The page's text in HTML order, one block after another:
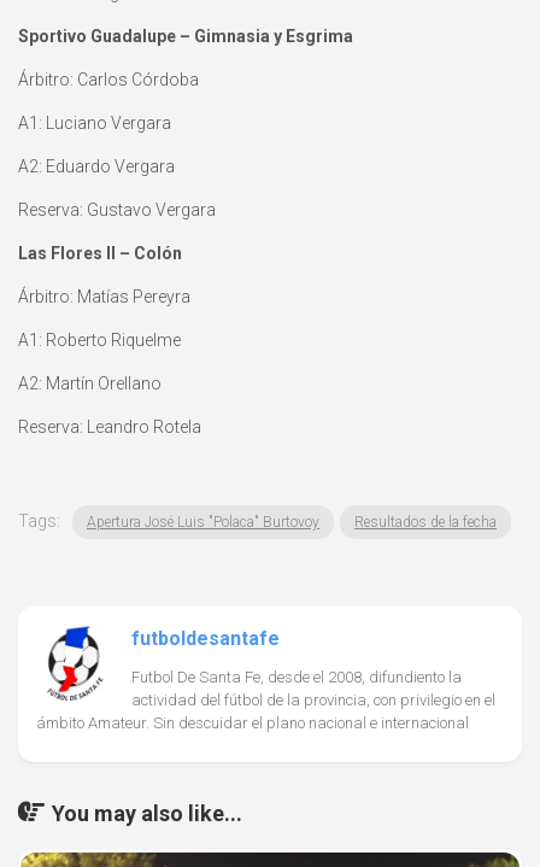
Sportivo Guadalupe – Gimnasia y Esgrima
Árbitro: Carlos Córdoba
A1: Luciano Vergara
A2: Eduardo Vergara
Reserva: Gustavo Vergara
Las Flores II – Colón
Árbitro: Matías Pereyra
A1: Roberto Riquelme
A2: Martín Orellano
Reserva: Leandro Rotela
Tags: Apertura José Luis "Polaca" Burtovoy Resultados de la fecha
futboldesantafe
Futbol De Santa Fe, desde el 2008, difundiento la
actividad del fútbol de la provincia, con privilegio en el
ámbito Amateur. Sin descuidar el plano nacional e internacional
You may also like...